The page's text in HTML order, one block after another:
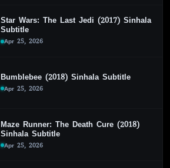
Star Wars: The Last Jedi (2017) Sinhala
Subtitle
Apr 25, 2026
Bumblebee (2018) Sinhala Subtitle
Apr 25, 2026
Maze Runner: The Death Cure (2018)
Sinhala Subtitle
Apr 25, 2026